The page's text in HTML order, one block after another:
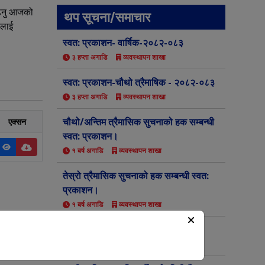
आजको
एक्सन
थप सूचना/समाचार
स्वत: प्रकाशन- वार्षिक-२०८२-०८३
३ हप्ता अगाडि व्यवस्थापन शाखा
स्वत: प्रकाशन-चौथो त्रैमाषिक - २०८२-०८३
३ हप्ता अगाडि व्यवस्थापन शाखा
चौथो/अन्तिम त्रैमासिक सुचनाको हक सम्बन्धी
स्वत: प्रकाशन।
१ बर्ष अगाडि व्यवस्थापन शाखा
तेस्रो त्रैमासिक सुचनाको हक सम्बन्धी स्वत:
प्रकाशन।
१ बर्ष अगाडि व्यवस्थापन शाखा